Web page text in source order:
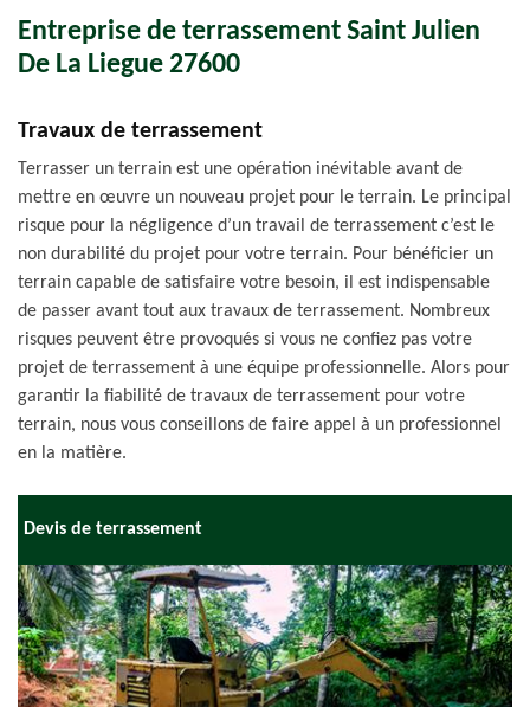
Entreprise de terrassement Saint Julien
De La Liegue 27600
Travaux de terrassement
Terrasser un terrain est une opération inévitable avant de
mettre en œuvre un nouveau projet pour le terrain. Le principal
risque pour la négligence d’un travail de terrassement c’est le
non durabilité du projet pour votre terrain. Pour bénéficier un
terrain capable de satisfaire votre besoin, il est indispensable
de passer avant tout aux travaux de terrassement. Nombreux
risques peuvent être provoqués si vous ne confiez pas votre
projet de terrassement à une équipe professionnelle. Alors pour
garantir la fiabilité de travaux de terrassement pour votre
terrain, nous vous conseillons de faire appel à un professionnel
en la matière.
Devis de terrassement